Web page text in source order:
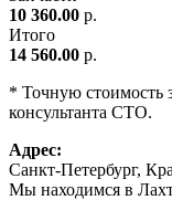
10 360.00 р.
Итого
14 560.00 р.
* Точную стоимость
консультанта СТО.
Адрес:
Санкт-Петербург,
Мы находимся в